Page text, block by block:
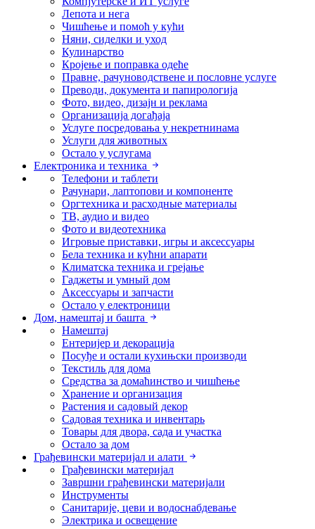
Лепота и нега
Чишћење и помоћ у кући
Няни, сиделки и уход
Кулинарство
Кројење и поправка одеће
Правне, рачуноводствене и пословне услуге
Преводи, документа и папирологија
Фото, видео, дизајн и реклама
Организација догађаја
Услуге посредовања у некретнинама
Услуги для животных
Остало у услугама
Електроника и техника
Телефони и таблети
Рачунари, лаптопови и компоненте
Оргтехника и расходные материалы
ТВ, аудио и видео
Фото и видеотехника
Игровые приставки, игры и аксессуары
Бела техника и кућни апарати
Климатска техника и грејање
Гаджеты и умный дом
Аксессуары и запчасти
Остало у електроници
Дом, намештај и башта
Намештај
Ентеријер и декорација
Посуђе и остали кухињски производи
Текстиль для дома
Средства за домаћинство и чишћење
Хранение и организация
Растения и садовый декор
Садовая техника и инвентарь
Товары для двора, сада и участка
Остало за дом
Грађевински материјал и алати
Грађевински материјал
Завршни грађевински материјали
Инструменты
Санитарије, цеви и водоснабдевање
Электрика и освещение